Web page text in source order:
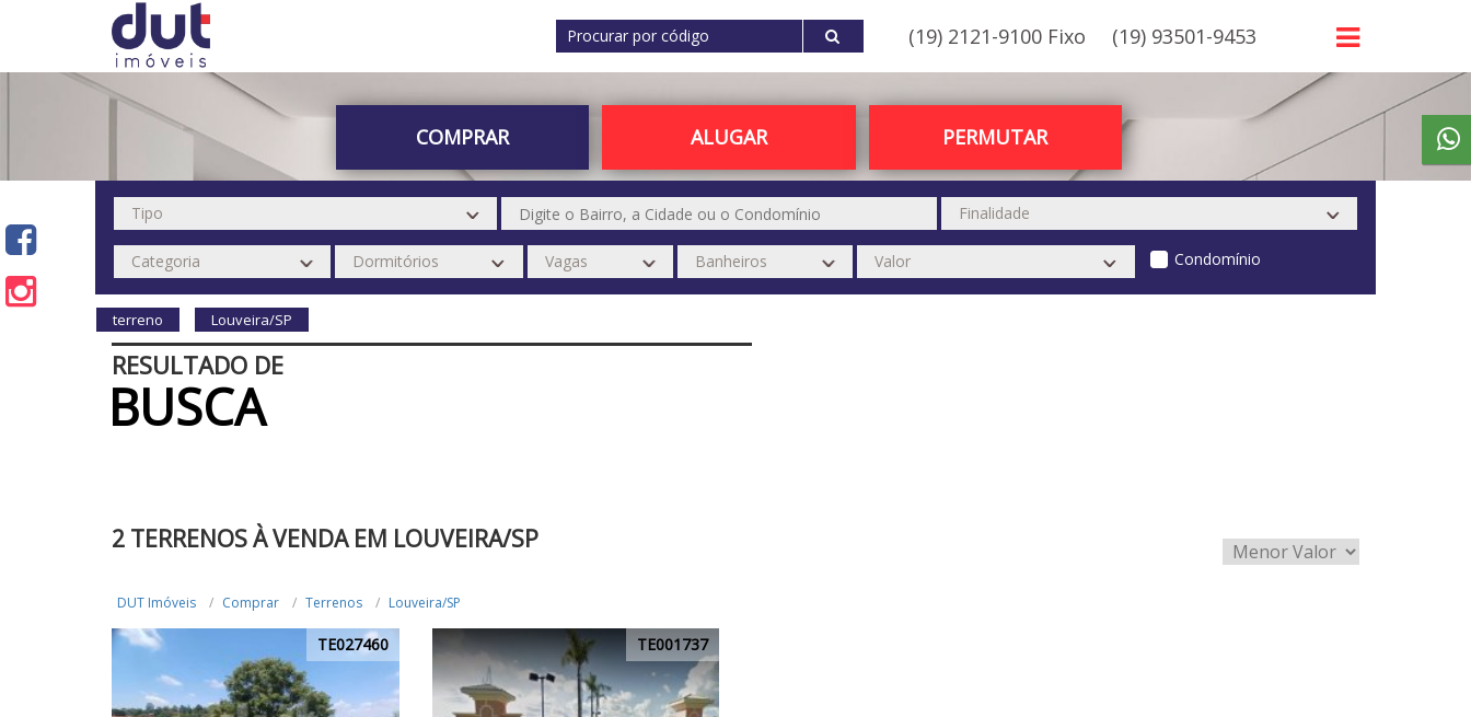
(19) 2121-9100 Fixo (19) 93501-9453
COMPRAR ALUGAR PERMUTAR
Condomínio
terreno Louveira/SP
RESULTADO DE
BUSCA
2 TERRENOS À VENDA EM LOUVEIRA/SP
DUT Imóveis Comprar Terrenos Louveira/SP
TE027460 TE001737